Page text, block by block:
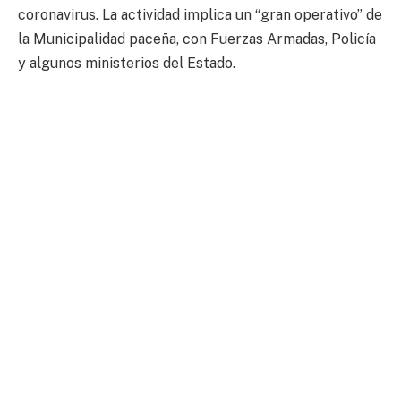
coronavirus. La actividad implica un “gran operativo” de
la Municipalidad paceña, con Fuerzas Armadas, Policía
y algunos ministerios del Estado.